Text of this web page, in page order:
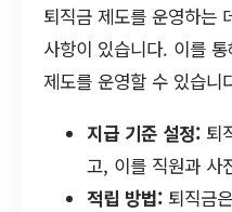
퇴직금 제도를 운영하는
사항이 있습니다. 이를
제도를 운영할 수 있습니
지급 기준 설정: 퇴
고, 이를 직원과 사
적립 방법: 퇴직금